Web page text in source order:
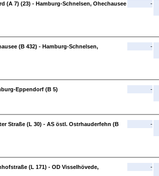
(A 7) (23) - Hamburg-Schnelsen, Ohechausee
-
(B 432) - Hamburg-Schnelsen,
-
Eppendorf (B 5)
-
Straße (L 30) - AS östl. Ostrhauderfehn (B
-
(L 171) - OD Visselhövede,
-